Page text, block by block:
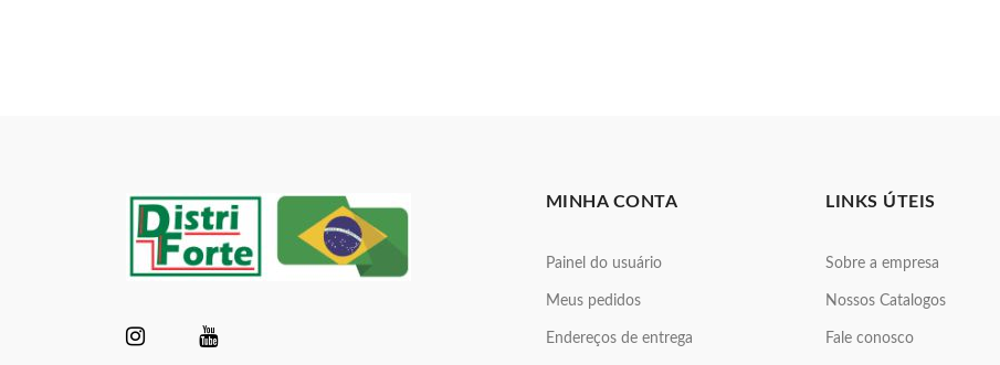
MINHA CONTA
Painel do usuário
Meus pedidos
Endereços de entrega
LINKS ÚTEIS
Sobre a empresa
Nossos Catalogos
Fale conosco